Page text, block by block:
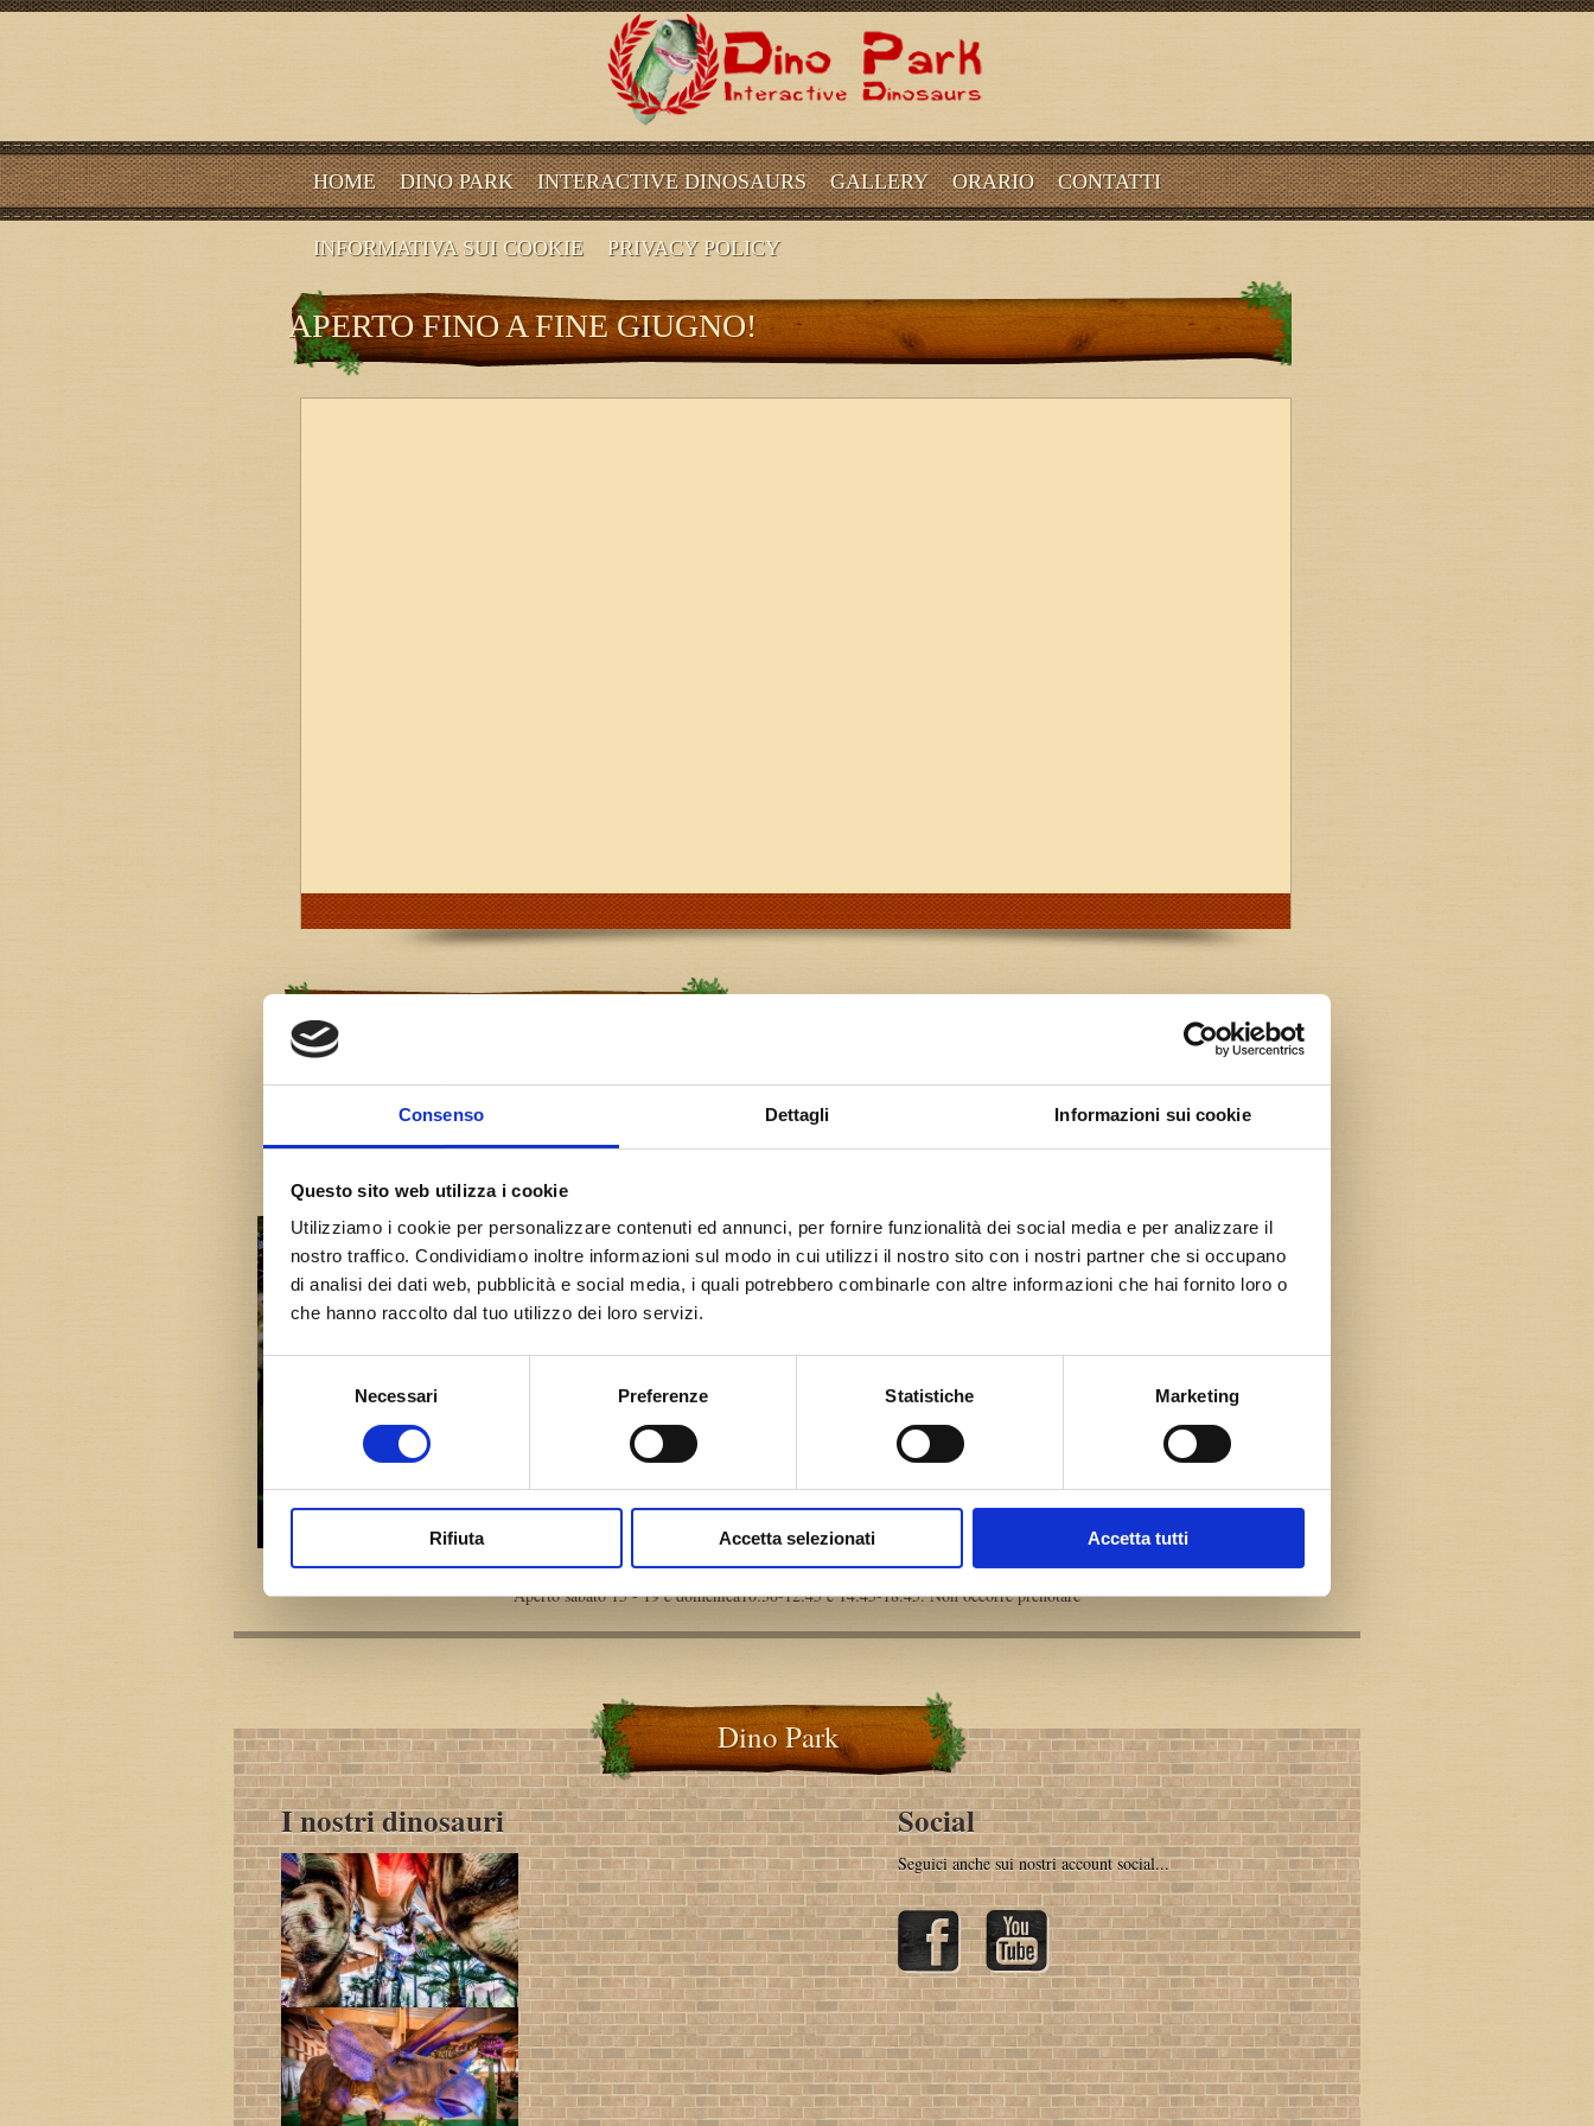
Consenso Dettagli Informazioni sui cookie
Questo sito web utilizza i cookie
Utilizziamo i cookie per personalizzare contenuti ed annunci, per fornire funzionalità dei social media e per analizzare il
nostro traffico. Condividiamo inoltre informazioni sul modo in cui utilizzi il nostro sito con i nostri partner che si occupano
di analisi dei dati web, pubblicità e social media, i quali potrebbero combinarle con altre informazioni che hai fornito loro o
che hanno raccolto dal tuo utilizzo dei loro servizi.
Selezione
Necessari Preferenze Statistiche Marketing
Rifiuta Accetta selezionati Accetta tutti
HOME DINO PARK INTERACTIVE DINOSAURS GALLERY ORARIO CONTATTI
INFORMATIVA SUI COOKIE PRIVACY POLICY
APERTO FINO A FINE GIUGNO!
Share Dino Park
Anteprima gallery
Aperto sabato 15 - 19 e domenica10:30-12:45 e 14:45-18:45. Non occorre prenotare
Dino Park
I nostri dinosauri Social
Seguici anche sui nostri account social...